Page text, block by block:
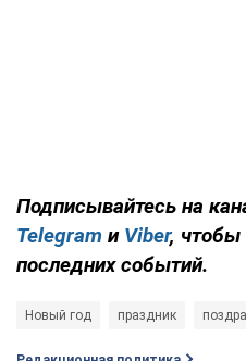
Подписывайтесь на
Telegram и Viber, чтобы
последних событий.
Новый год праздник